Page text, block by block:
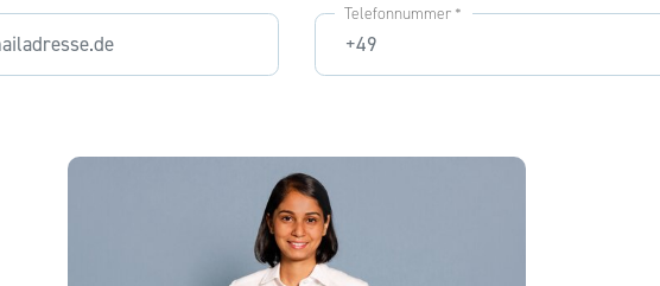
Telefonnummer *